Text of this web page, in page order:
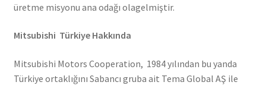
üretme misyonu ana odağı olagelmiştir.
Mitsubishi Türkiye Hakkında
Mitsubishi Motors Cooperation, 1984 yılından bu yanda
Türkiye ortaklığını Sabancı gruba ait Tema Global AŞ ile